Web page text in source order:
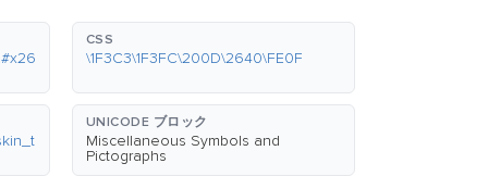
CSS
\1F3C3\1F3FC\200D\2640\FE0F
UNICODE ブロック
Miscellaneous Symbols and
Pictographs